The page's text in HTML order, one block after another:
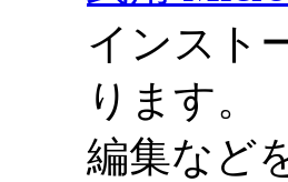
インスト
ります。
編集など